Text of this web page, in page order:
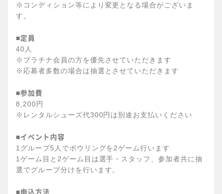
※コンディション等により変更となる場合がございま
す。
■定員
40人
※プラチナ会員の方を優先させていただきます
※応募者多数の場合は抽選とさせていただきます
■参加費
8,200円
※レンタルシューズ代300円は別途お支払いください
■イベント内容
1グループ5人でボウリングを2ゲーム行います
1ゲーム目と2ゲーム目は選手・スタッフ、参加者共に抽
選でグループ分けを行います。
■申込方法